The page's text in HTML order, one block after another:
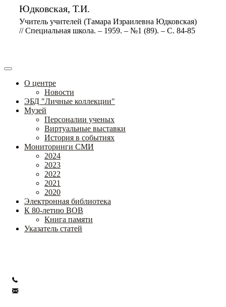
Юдковская, Т.И.
Учитель учителей (Тамара Израилевна Юдковская)
// Специальная школа. – 1959. – №1 (89). – С. 84-85
О центре
Новости
ЭБД "Личные коллекции"
Музей
Персоналии ученых
Виртуальные выставки
История в событиях
Мониторинги СМИ
2024
2023
2022
2021
2020
Электронная библиотека
К 80-летию ВОВ
Книга памяти
Указатель статей